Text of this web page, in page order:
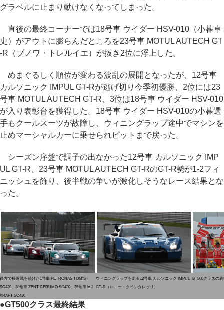
グラベルに止まり動けなくなってしまった。
直後の最終コーナーでは18号車 ウイダー HSV-010（小暮卓
史）がアウトに膨らんだところを23号車 MOTUL AUTECH GT
-R（ブノワ・トレルイエ）が抜き2位に浮上した。
めまぐるしく順位が変わる波乱の展開となったが、12号車
カルソニック IMPUL GT-Rが逃げ切り今季初優勝、2位には23
号車 MOTUL AUTECH GT-R、3位は18号車 ウイダー HSV-010
が入り表彰台を獲得した。18号車 ウイダー HSV-010の小暮選
手もクールスーツが故障し、ウィニングラップ途中でマシンを
止めマーシャルカーに乗せられピットまで戻った。
シーズン序盤で調子の出なかった12号車 カルソニック IMP
UL GT-R、23号車 MOTUL AUTECH GT-RのGT-R勢が1-2フィ
ニッシュを飾り、後半戦の争いが激化しそうなレース結果とな
った。
後方で接近戦を続けた1号車 PETRONAS TOM'S
SC430、38号車 ZENT CERUMO SC430、35号車 MJ
KRAFT SC430
ウィニングラップを走る12号車 カルソニック IMPUL
GT-R（ロニー・クインタレッリ）
GT500クラスの
●GT500クラス最終結果